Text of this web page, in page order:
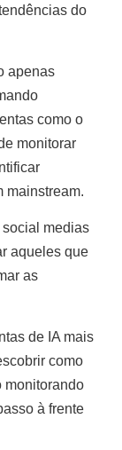
do
apenas
como o
monitorar
mainstream.
medias
aqueles que
as
de IA mais
como
monitorando
à frente